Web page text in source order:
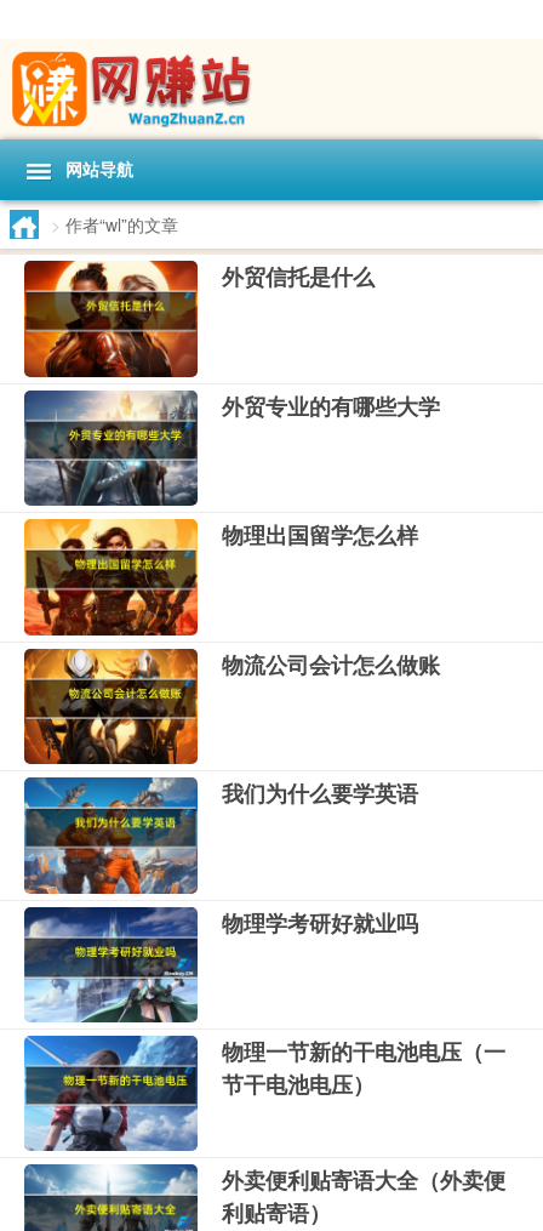
网站导航
> 作者“wl”的文章
外贸信托是什么
外贸专业的有哪些大学
物理出国留学怎么样
物流公司会计怎么做账
我们为什么要学英语
物理学考研好就业吗
物理一节新的干电池电压（一
节干电池电压）
外卖便利贴寄语大全（外卖便
利贴寄语）